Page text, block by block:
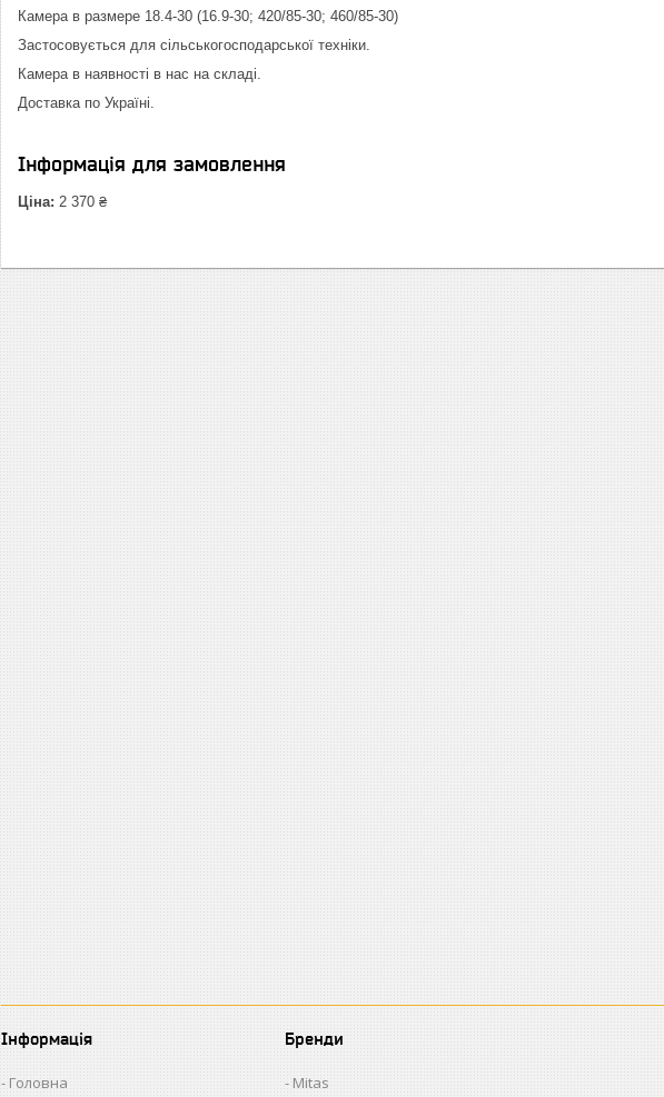
Камера в размере 18.4-30 (16.9-30; 420/85-30; 460/85-30)
Застосовується для сільськогосподарської техніки.
Камера в наявності в нас на складі.
Доставка по Україні.
Інформація для замовлення
Ціна: 2 370 ₴
Інформація
Головна
Бренди
Mitas